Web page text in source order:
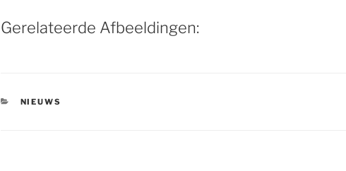
Gerelateerde Afbeeldingen:
CATEGORIEËN
NIEUWS